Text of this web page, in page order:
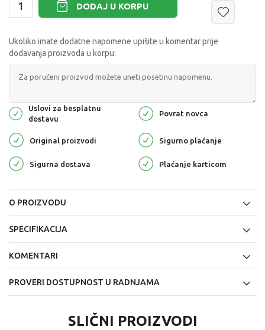
DODAJ U KORPU
Ukoliko imate dodatne napomene upišite u komentar prije
dodavanja proizvoda u korpu:
Uslovi za besplatnu
dostavu
Povrat novca
Original proizvodi Sigurno plaćanje
Sigurna dostava Plaćanje karticom
O PROIZVODU
SPECIFIKACIJA
KOMENTARI
PROVERI DOSTUPNOST U RADNJAMA
SLIČNI PROIZVODI